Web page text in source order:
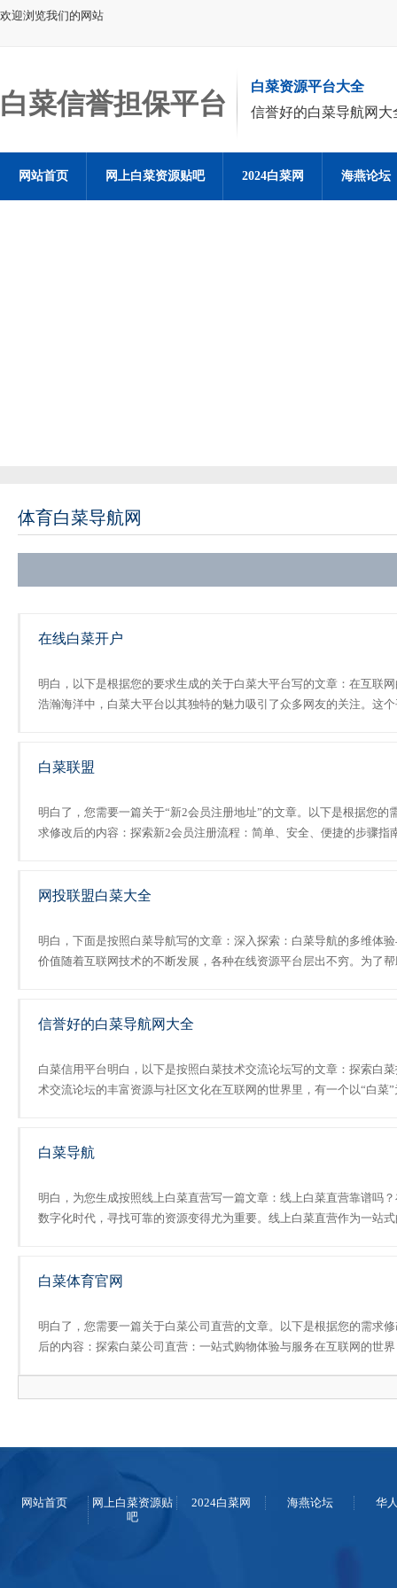
欢迎浏览我们的网站
白菜信誉担保平台
白菜资源平台大全
信誉好的白菜导航网大
网站首页 网上白菜资源贴吧 2024白菜网 海燕论坛
体育白菜导航网
在线白菜开户
明白，以下是根据您的要求生成的关于白菜大平台写的文章：在互联
浩瀚海洋中，白菜大平台以其独特的魅力吸引了众多网友的关注。这
白菜联盟
明白了，您需要一篇关于“新2会员注册地址”的文章。以下是根据您的
求修改后的内容：探索新2会员注册流程：简单、安全、便捷的步骤指
网投联盟白菜大全
明白，下面是按照白菜导航写的文章：深入探索：白菜导航的多维体
价值随着互联网技术的不断发展，各种在线资源平台层出不穷。为了
信誉好的白菜导航网大全
白菜信用平台明白，以下是按照白菜技术交流论坛写的文章：探索白
术交流论坛的丰富资源与社区文化在互联网的世界里，有一个以“白菜”
白菜导航
明白，为您生成按照线上白菜直营写一篇文章：线上白菜直营靠谱吗
数字化时代，寻找可靠的资源变得尤为重要。线上白菜直营作为一站
白菜体育官网
明白了，您需要一篇关于白菜公司直营的文章。以下是根据您的需求
后的内容：探索白菜公司直营：一站式购物体验与服务在互联网的世界
网站首页
网上白菜资源贴
吧
2024白菜网 海燕论坛 华